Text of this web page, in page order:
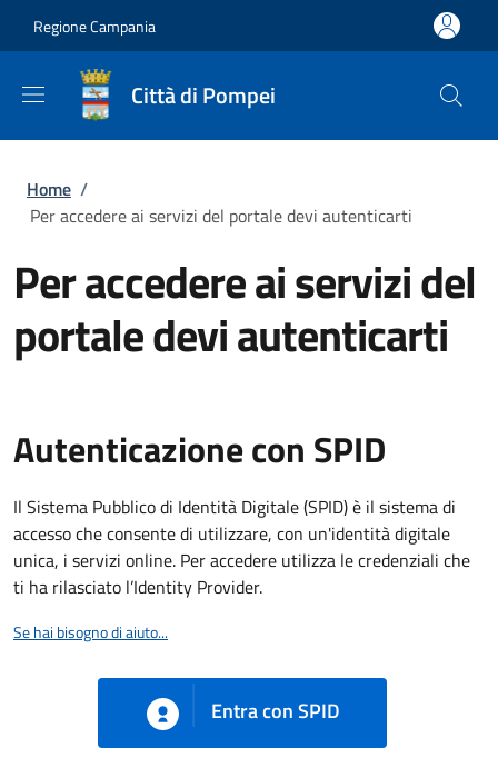
Regione Campania
Città di Pompei
Briciole di pane
Home /
Per accedere ai servizi del portale devi autenticarti
Per accedere ai servizi del
portale devi autenticarti
Autenticazione con SPID
Il Sistema Pubblico di Identità Digitale (SPID) è il sistema di
accesso che consente di utilizzare, con un'identità digitale
unica, i servizi online. Per accedere utilizza le credenziali che
ti ha rilasciato l’Identity Provider.
Se hai bisogno di aiuto...
Entra con SPID